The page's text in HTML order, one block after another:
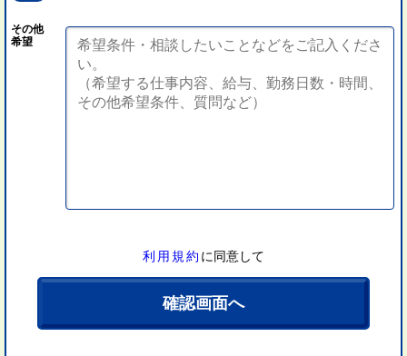
その他
希望
利用規約 に同意して
確認画面へ